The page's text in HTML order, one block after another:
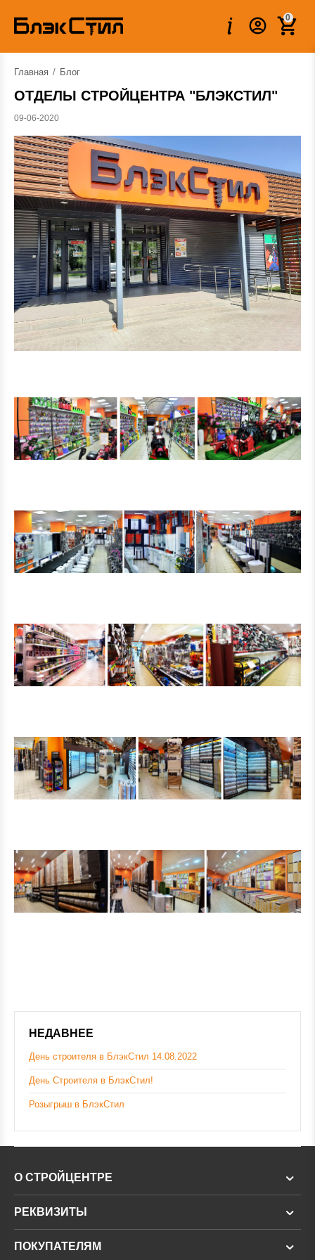
0
Главная / Блог
ОТДЕЛЫ СТРОЙЦЕНТРА "БЛЭКСТИЛ"
09-06-2020
НЕДАВНЕЕ
День строителя в БлэкСтил 14.08.2022
День Строителя в БлэкСтил!
Розыгрыш в БлэкСтил
О СТРОЙЦЕНТРЕ
РЕКВИЗИТЫ
ПОКУПАТЕЛЯМ